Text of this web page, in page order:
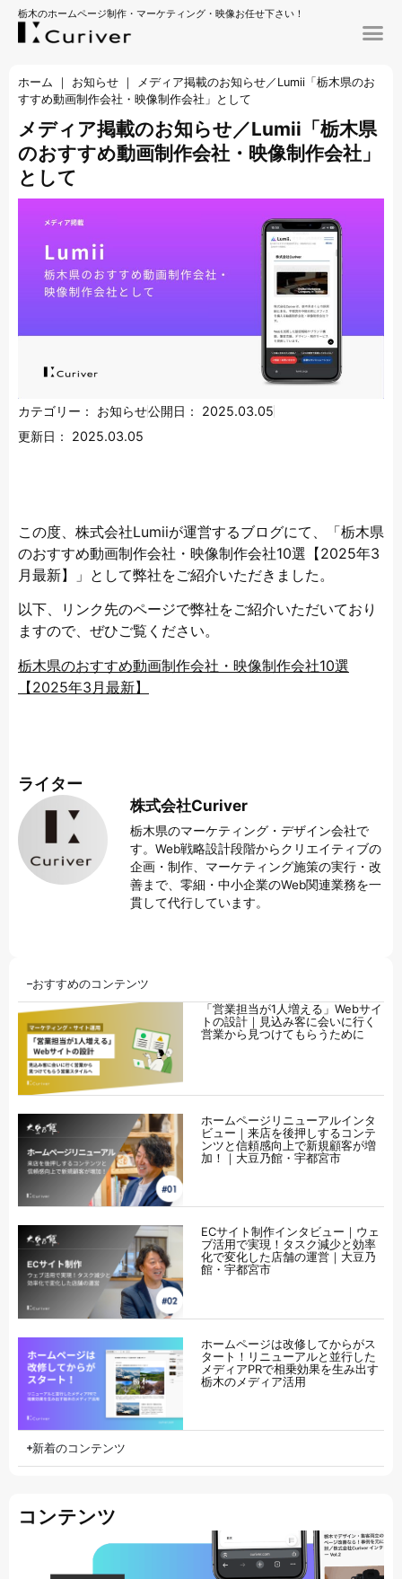
栃木のホームページ制作・マーケティング・映像お任せ下さい！
ホーム ｜ お知らせ ｜
メディア掲載のお知らせ／Lumii「栃木県のお
すすめ動画制作会社・映像制作会社」として
メディア掲載のお知らせ／Lumii「栃木県
のおすすめ動画制作会社・映像制作会社」
として
カテゴリー： お知らせ公開日：
2025.03.05
更新日：
2025.03.05
この度、株式会社Lumiiが運営するブログにて、「栃木県
のおすすめ動画制作会社・映像制作会社10選【2025年3
月最新】」として弊社をご紹介いただきました。
以下、リンク先のページで弊社をご紹介いただいており
ますので、ぜひご覧ください。
栃木県のおすすめ動画制作会社・映像制作会社10選
【2025年3月最新】
ライター
株式会社Curiver
栃木県のマーケティング・デザイン会社で
す。Web戦略設計段階からクリエイティブの
企画・制作、マーケティング施策の実行・改
善まで、零細・中小企業のWeb関連業務を一
貫して代行しています。
おすすめのコンテンツ
「営業担当が1人増える」Webサイ
トの設計｜見込み客に会いに行く
営業から見つけてもらうために
ホームページリニューアルインタ
ビュー｜来店を後押しするコンテ
ンツと信頼感向上で新規顧客が増
加！｜大豆乃館・宇都宮市
ECサイト制作インタビュー｜ウェ
ブ活用で実現！タスク減少と効率
化で変化した店舗の運営｜大豆乃
館・宇都宮市
ホームページは改修してからがス
タート！リニューアルと並行した
メディアPRで相乗効果を生み出す
栃木のメディア活用
新着のコンテンツ
コンテンツ